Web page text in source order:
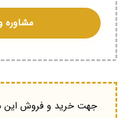
جهت خرید و فروش این